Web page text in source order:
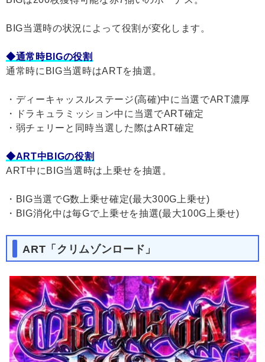
BIG当選時の状況によって役割が変化します。
◆通常時BIGの役割
通常時にBIG当選時はARTを抽選。
・ディーキャッスルステージ(高確)中に当選でART濃厚
・ドラキュラミッション中に当選でART確定
・弱チェリーと同時当選した際はART確定
◆ART中BIGの役割
ART中にBIG当選時は上乗せを抽選。
・BIG当選でG数上乗せ確定(最大300G上乗せ)
・BIG消化中は毎Gで上乗せを抽選(最大100G上乗せ)
ART「クリムゾンロード」